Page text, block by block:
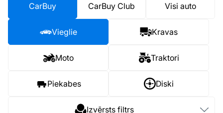
CarBuy CarBuy Club Visi auto
Vieglie Kravas
Moto Traktori
Piekabes Diski
Izvērsts filtrs